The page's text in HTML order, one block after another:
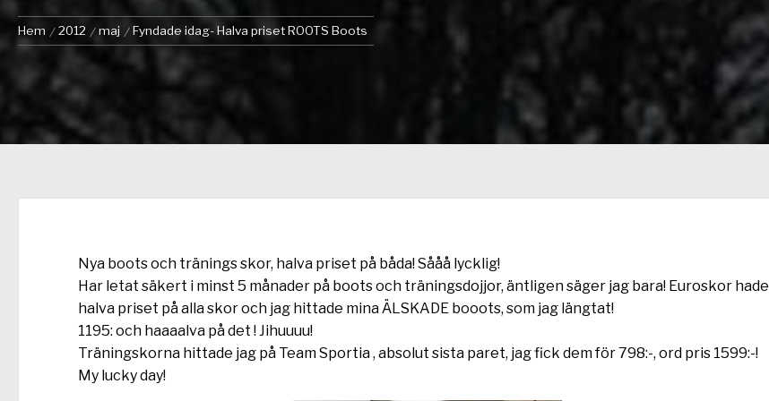
Hem 2012 maj Fyndade idag- Halva priset ROOTS Boots
Nya boots och tränings skor, halva priset på båda! Sååå lycklig!
Har letat säkert i minst 5 månader på boots och träningsdojjor, äntligen säger jag bara! Euroskor hade
halva priset på alla skor och jag hittade mina ÄLSKADE booots, som jag längtat!
1195: och haaaalva på det ! Jihuuuu!
Träningskorna hittade jag på Team Sportia , absolut sista paret, jag fick dem för 798:-, ord pris 1599:-!
My lucky day!